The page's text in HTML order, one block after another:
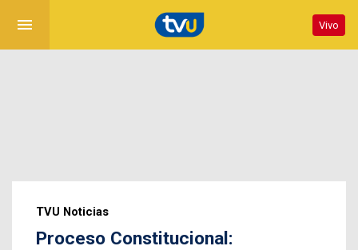
menu Vivo
TVU Noticias
Proceso Constitucional: